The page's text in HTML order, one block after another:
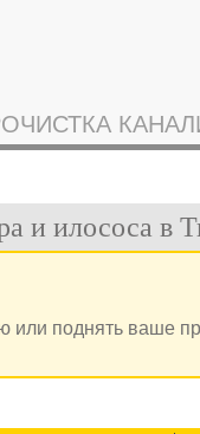
и илососа в
или поднять ваше